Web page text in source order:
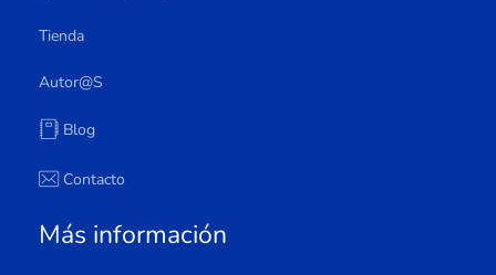
Tienda
Autor@s
Blog
Contacto
Más información